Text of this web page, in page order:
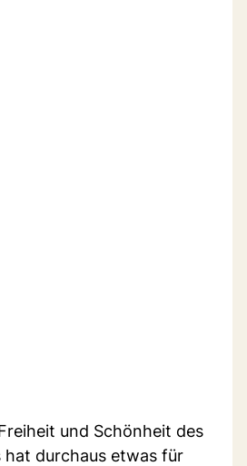
und Schönheit des
hat durchaus etwas für